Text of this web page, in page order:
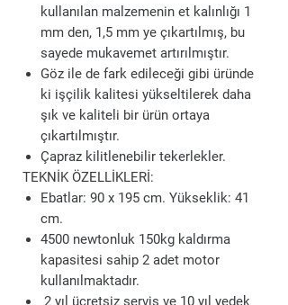
kullanılan malzemenin et kalınlığı 1
mm den, 1,5 mm ye çıkartılmış, bu
sayede mukavemet artırılmıştır.
Göz ile de fark edileceği gibi üründe
ki işçilik kalitesi yükseltilerek daha
şık ve kaliteli bir ürün ortaya
çıkartılmıştır.
Çapraz kilitlenebilir tekerlekler.
TEKNİK ÖZELLİKLERİ:
Ebatlar: 90 x 195 cm. Yükseklik: 41
cm.
4500 newtonluk 150kg kaldırma
kapasitesi sahip 2 adet motor
kullanılmaktadır.
2 yıl ücretsiz servis ve 10 yıl yedek